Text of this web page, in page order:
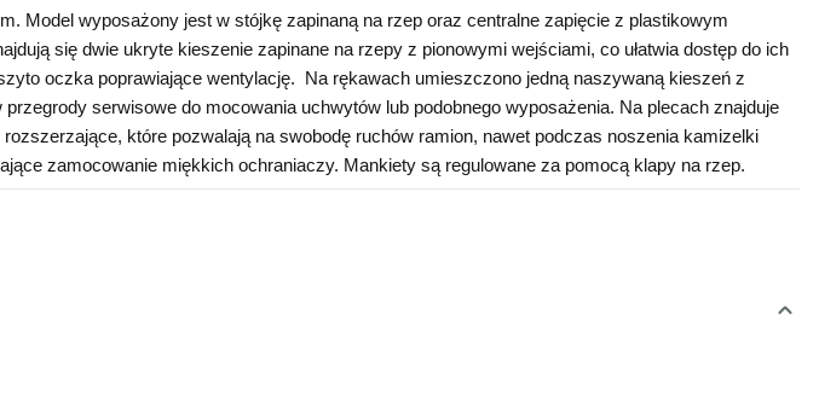
Model wyposażony jest w stójkę zapinaną na rzep oraz centralne zapięcie z plastikowym
się dwie ukryte kieszenie zapinane na rzepy z pionowymi wejściami, co ułatwia dostęp do ich
oczka poprawiające wentylację.  Na rękawach umieszczono jedną naszywaną kieszeń z
serwisowe do mocowania uchwytów lub podobnego wyposażenia. Na plecach znajduje
które pozwalają na swobodę ruchów ramion, nawet podczas noszenia kamizelki
zamocowanie miękkich ochraniaczy. Mankiety są regulowane za pomocą klapy na rzep.